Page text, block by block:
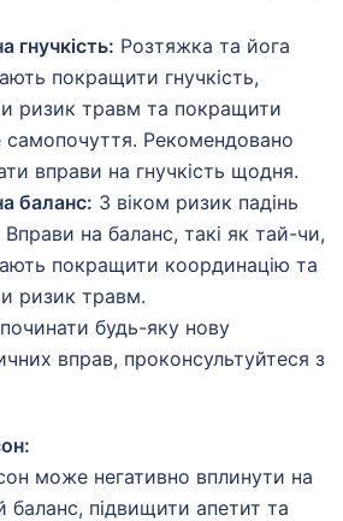
гнучкість: Розтяжка та йога
покращити гнучкість,
ризик травм та покращити
самопочуття. Рекомендовано
вправи на гнучкість щодня.
баланс: З віком ризик падінь
на баланс, такі як тай-чи,
покращити координацію та
ризик травм.
будь-яку нову
вправ, проконсультуйтеся з
може негативно вплинути на
баланс, підвищити апетит та